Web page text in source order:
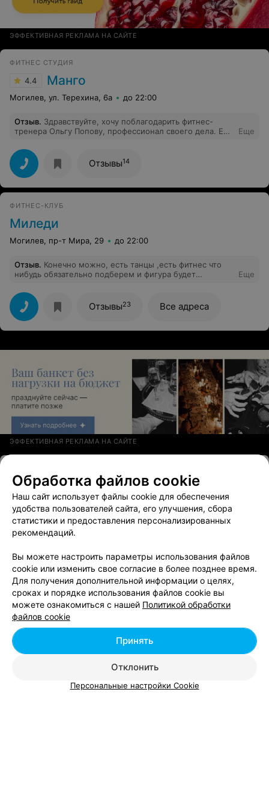
ЭФФЕКТИВНАЯ РЕКЛАМА НА САЙТЕ
ФИТНЕС СТУДИЯ
4.4 Манго
Могилев, ул. Терехина, 6а до 22:00
Отзыв. Здравствуйте, хочу поблагодарить фитнес-
тренера Ольгу Попову, профессионал своего дела. Её
интересные.Очень профессиональный фитнес-тренер,
приятная и адекватная в общении, внимательна к
каждому, оперативно реагирует на пожелания
каждого участника группы. Для меня было важно
войти в ритм тренировок и получить удовольствие от
Всем рекомендую! Отличный клуб и очень большой
просторный зал.
Еще
Отзывы14
ФИТНЕС-КЛУБ
Миледи
Могилев, пр-т Мира, 29 до 22:00
Отзыв. Конечно можно, есть танцы ,есть фитнес что
нибудь обязательно подберем и фигура будет
Еще
Отзывы23 Все адреса
ЭФФЕКТИВНАЯ РЕКЛАМА НА САЙТЕ
Олимп
Могилев, ул. Первомайская, 16 Выходной
Отзыв
Отличный фитнес-клуб! Регулярно бываю в
этом зале. Все нравится! Приветливый персонал,
присутствую! Купила абонемент, хожу с
удовольствием! Цены устраивают, качество
проведения занятий отличное!!!!
Отзывы3
ФИТНЕС-КЛУБ
Престиж
Могилев, ул. Комсомольская, 10а
Обработка файлов cookie
Наш сайт использует файлы cookie для обеспечения
удобства пользователей сайта, его улучшения, сбора
статистики и предоставления персонализированных
рекомендаций.
Вы можете настроить параметры использования файлов
cookie или изменить свое согласие в более позднее время.
Для получения дополнительной информации о целях,
сроках и порядке использования файлов cookie вы
можете ознакомиться с нашей Политикой обработки
файлов cookie
Отклонить
Принять
Персональные настройки Cookie